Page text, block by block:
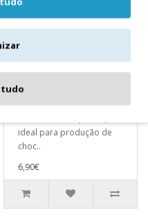
Ovo Casca Grossa
500 grs
Ovo Casca Grossa 500 grs
3 PartesForma especial
ideal para produção de
choc..
6,90€
tudo